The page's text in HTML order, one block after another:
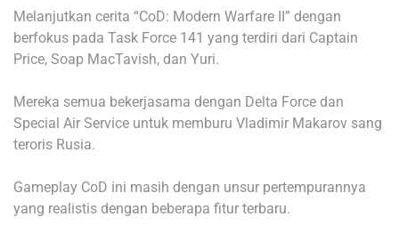
Melanjutkan cerita “CoD: Modern Warfare II” dengan
berfokus pada Task Force 141 yang terdiri dari Captain
Price, Soap MacTavish, dan Yuri.
Mereka semua bekerjasama dengan Delta Force dan
Special Air Service untuk memburu Vladimir Makarov sang
teroris Rusia.
Gameplay CoD ini masih dengan unsur pertempurannya
yang realistis dengan beberapa fitur terbaru.